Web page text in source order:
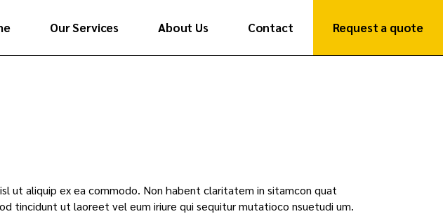
Our Services About Us Contact Request a quote
Get in Touch
India Presence
ut aliquip ex ea commodo. Non habent claritatem in sitamcon quat
tincidunt ut laoreet vel eum iriure qui sequitur mutatioco nsuetudi um.